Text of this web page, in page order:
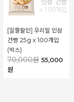
[알뜰할인] 우리밀 인삼
건빵 25g x 100개입
(박스)
70,000원 55,000
원